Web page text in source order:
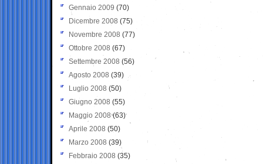
Gennaio 2009 (70)
Dicembre 2008 (75)
Novembre 2008 (77)
Ottobre 2008 (67)
Settembre 2008 (56)
Agosto 2008 (39)
Luglio 2008 (50)
Giugno 2008 (55)
Maggio 2008(63)
Aprile 2008 (50)
Marzo 2008 (39)
Febbraio 2008 (35)